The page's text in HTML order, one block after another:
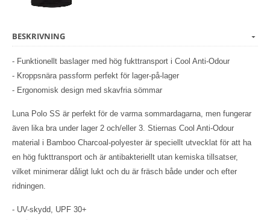
BESKRIVNING
- Funktionellt baslager med hög fukttransport i Cool Anti-Odour
- Kroppsnära passform perfekt för lager-på-lager
- Ergonomisk design med skavfria sömmar
Luna Polo SS är perfekt för de varma sommardagarna, men fungerar
även lika bra under lager 2 och/eller 3. Stiernas Cool Anti-Odour
material i Bamboo Charcoal-polyester är speciellt utvecklat för att ha
en hög fukttransport och är antibakteriellt utan kemiska tillsatser,
vilket minimerar dåligt lukt och du är fräsch både under och efter
ridningen.
- UV-skydd, UPF 30+